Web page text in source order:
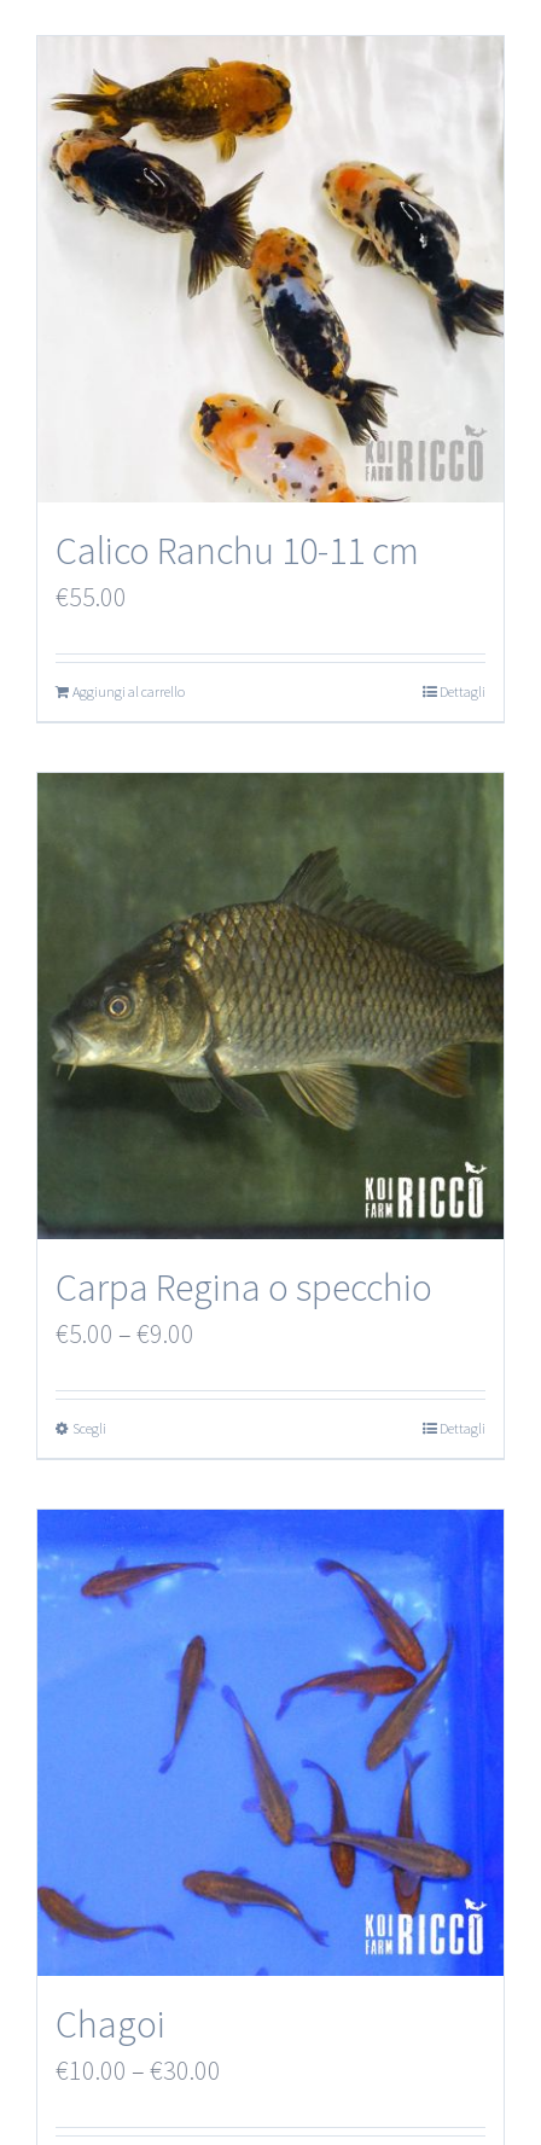
Calico Ranchu 10-11 cm
€55.00
Aggiungi al carrello Dettagli
Carpa Regina o specchio
€5.00 –€9.00
Scegli Dettagli
Chagoi
€10.00 –€30.00